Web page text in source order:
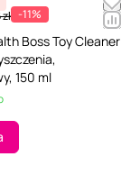
-11%
Boss Toy Cleaner
150 ml